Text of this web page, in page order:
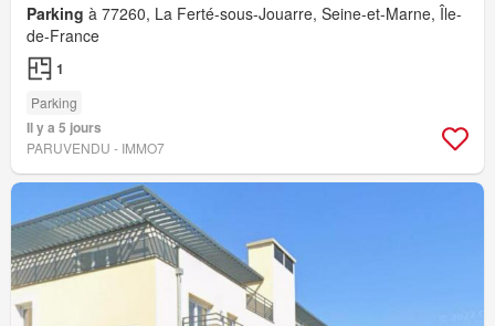
Parking à 77260, La Ferté-sous-Jouarre, Seine-et-Marne, Île-
de-France
1
Parking
Il y a 5 jours
PARUVENDU - IMMO7